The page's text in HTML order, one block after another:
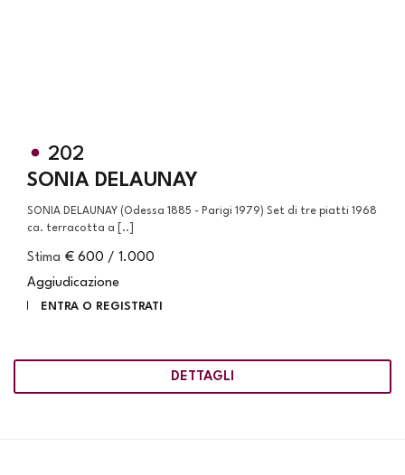
202
SONIA DELAUNAY
SONIA DELAUNAY (Odessa 1885 - Parigi 1979) Set di tre piatti 1968
ca. terracotta a [..]
Stima € 600 / 1.000
Aggiudicazione
ENTRA O REGISTRATI
DETTAGLI